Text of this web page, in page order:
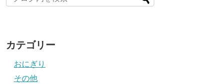
カテゴリー
おにぎり
その他